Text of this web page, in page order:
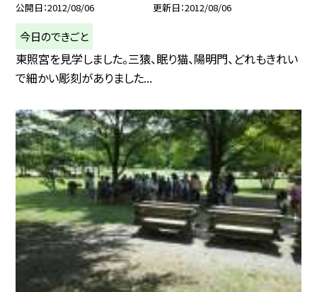
公開日 2012/08/06 更新日 2012/08/06
今日のできごと
東照宮を見学しました。三猿、眠り猫、陽明門、どれもきれい
で細かい彫刻がありました...